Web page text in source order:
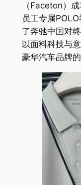
（Faceton）
员工专属
了奔驰中国对
以面料科技与
豪华汽车品牌